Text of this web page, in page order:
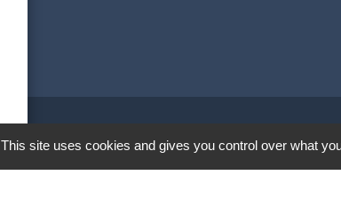
Mentions légales -
This site uses cookies and gives you control over what